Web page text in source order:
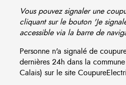
Vous pouvez signaler une
cliquant sur le bouton 'Je
accessible via la barre de
Personne n'a signalé de
dernières 24h dans la
Calais) sur le site